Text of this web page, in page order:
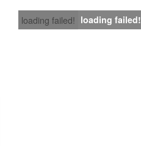
loading failed! loading failed!